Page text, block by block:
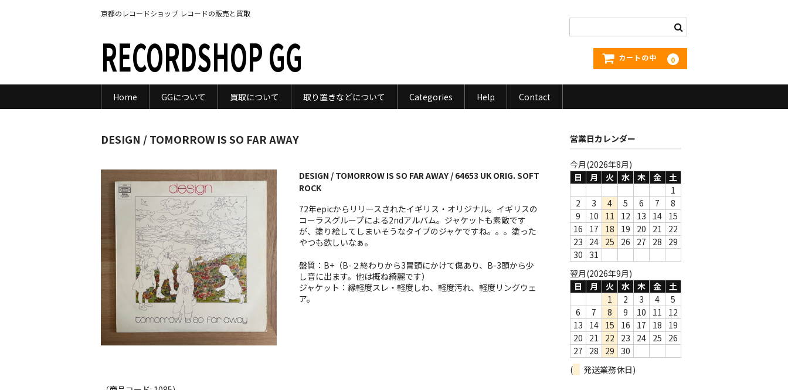
京都のレコードショップ レコードの販売と買取
RECORDSHOP GG カートの中 0
Home GGについて 買取について 取り置きなどについて Categories Help Contact
DESIGN / TOMORROW IS SO FAR AWAY
DESIGN / TOMORROW IS SO FAR AWAY / 64653 UK ORIG. SOFT
ROCK
72年epicからリリースされたイギリス・オリジナル。イギリスの
コーラスグループによる2ndアルバム。ジャケットも素敵です
が、塗り絵してしまいそうなタイプのジャケですね。。。塗った
やつも欲しいなぁ。
盤質：B+（B-２終わりから3冒頭にかけて傷あり、B-3頭から少
し音に出ます。他は概ね綺麗です）
ジャケット：縁軽度スレ・軽度しわ、軽度汚れ、軽度リングウェ
ア。
営業日カレンダー
今月(2026年8月)
日
月 火 水 木 金
土
1
2
3 4 5 6 7
8
9
10 11 12 13 14 15
16
17 18 19 20 21
22
23
24 25 26 27 28
29
30
31
翌月(2026年9月)
日
月 火 水 木 金
土
1
2 3 4
5
6
7 8 9 10 11
12
13
14 15 16 17 18
19
20
21 22 23 24 25
26
27
28 29
30
(
発送業務休日)